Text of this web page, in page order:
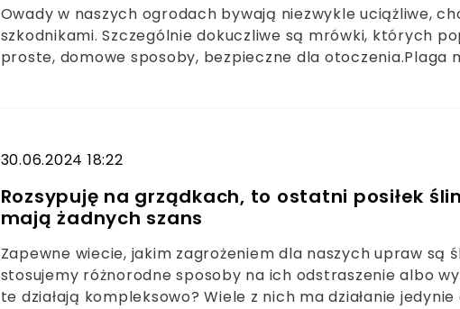
Owady w naszych ogrodach bywają niezwykle uciążliwe,
szkodnikami. Szczególnie dokuczliwe są mrówki, których
proste, domowe sposoby, bezpieczne dla otoczenia.Plaga
30.06.2024 18:22
Rozsypuję na grządkach, to ostatni posiłek
mają żadnych szans
Zapewne wiecie, jakim zagrożeniem dla naszych upraw są
stosujemy różnorodne sposoby na ich odstraszenie albo
te działają kompleksowo? Wiele z nich ma działanie